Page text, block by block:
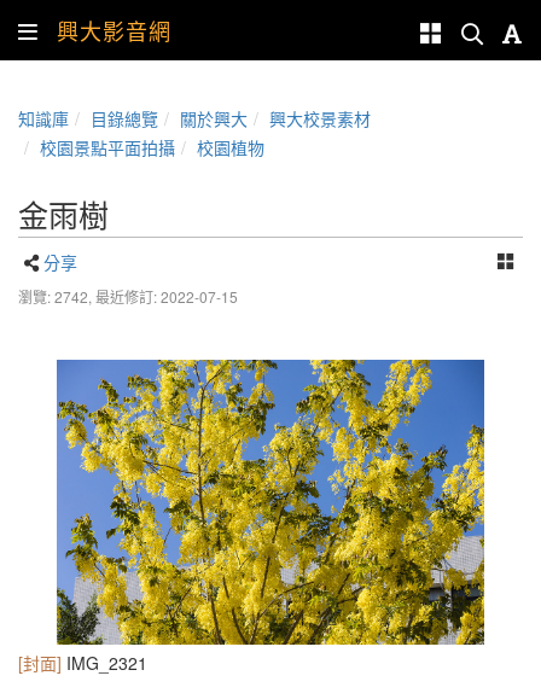
興大影音網
知識庫 目錄總覽 關於興大
興大校景素材
校園景點平面拍攝
校園植物
金雨樹
分享
瀏覽: 2742, 最近修訂: 2022-07-15
[封面] IMG_2321